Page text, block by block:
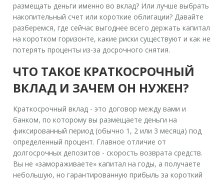
размещать деньги именно во вклад? Или лучше выбрать
накопительный счет или короткие облигации? Давайте
разберемся, где сейчас выгоднее всего держать капитал
на коротком горизонте, какие риски существуют и как не
потерять проценты из-за досрочного снятия.
ЧТО ТАКОЕ КРАТКОСРОЧНЫЙ
ВКЛАД И ЗАЧЕМ ОН НУЖЕН?
Краткосрочный вклад - это договор между вами и
банком, по которому вы размещаете деньги на
фиксированный период (обычно 1, 2 или 3 месяца) под
определенный процент. Главное отличие от
долгосрочных депозитов - скорость возврата средств.
Вы не «замораживаете» капитал на годы, а получаете
небольшую, но гарантированную прибыль за короткий